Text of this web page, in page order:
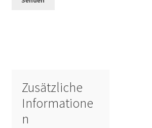
Zusätzliche
Informatione
n